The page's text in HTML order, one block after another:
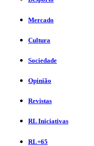
Mercado
Cultura
Sociedade
Opinião
Revistas
RL Iniciativas
RL+65